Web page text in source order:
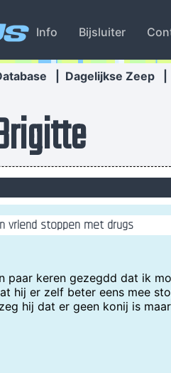
Info Bijsluiter
Dagelijkse Zeep
vriend stoppen met drugs
paar keren gezegdd dat ik
hij er zelf beter eens mee
hij dat er geen konij is